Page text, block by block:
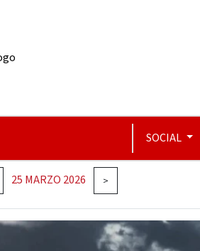
SOCIAL
25 MARZO 2026 >